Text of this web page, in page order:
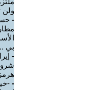
ولن
-
بي
-
هرمز
-
-